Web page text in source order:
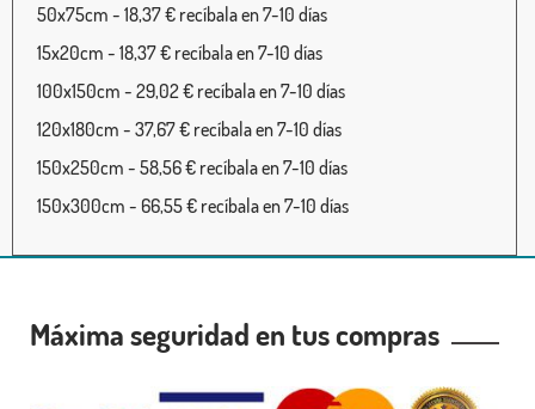
50x75cm - 18,37 € recíbala en 7-10 días
15x20cm - 18,37 € recíbala en 7-10 días
100x150cm - 29,02 € recíbala en 7-10 días
120x180cm - 37,67 € recíbala en 7-10 días
150x250cm - 58,56 € recíbala en 7-10 días
150x300cm - 66,55 € recíbala en 7-10 días
Máxima seguridad en tus compras